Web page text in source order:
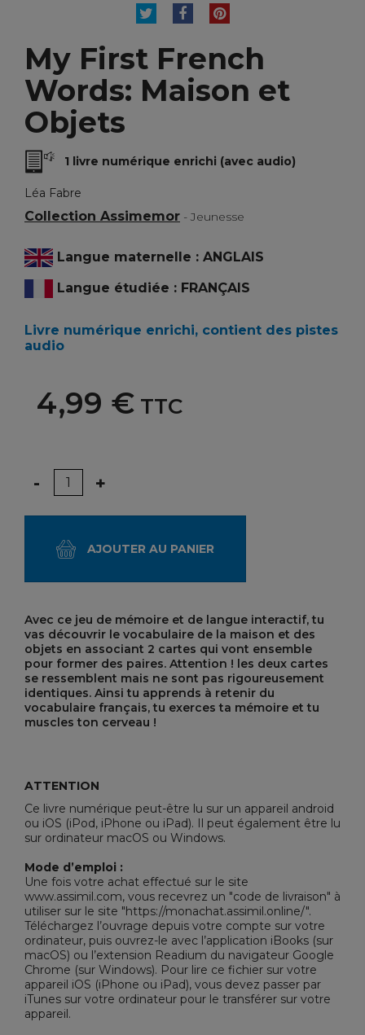
TWEETPARTAGERPINTEREST
My First French
Words: Maison et
Objets
1 livre numérique enrichi (avec audio)
Léa Fabre
Collection Assimemor - Jeunesse
Langue maternelle : ANGLAIS
Langue étudiée : FRANÇAIS
Livre numérique enrichi, contient des pistes
audio
4,99 € TTC
Quantité
- +
AJOUTER AU PANIER
Avec ce jeu de mémoire et de langue interactif, tu
vas découvrir le vocabulaire de la maison et des
objets en associant 2 cartes qui vont ensemble
pour former des paires. Attention ! les deux cartes
se ressemblent mais ne sont pas rigoureusement
identiques. Ainsi tu apprends à retenir du
vocabulaire français, tu exerces ta mémoire et tu
muscles ton cerveau !
ATTENTION
Ce livre numérique peut-être lu sur un appareil android
ou iOS (iPod, iPhone ou iPad). Il peut également être lu
sur ordinateur macOS ou Windows.
Mode d’emploi :
Une fois votre achat effectué sur le site
www.assimil.com, vous recevrez un "code de livraison" à
utiliser sur le site "https://monachat.assimil.online/".
Téléchargez l’ouvrage depuis votre compte sur votre
ordinateur, puis ouvrez-le avec l’application iBooks (sur
macOS) ou l’extension Readium du navigateur Google
Chrome (sur Windows). Pour lire ce fichier sur votre
appareil iOS (iPhone ou iPad), vous devez passer par
iTunes sur votre ordinateur pour le transférer sur votre
appareil.